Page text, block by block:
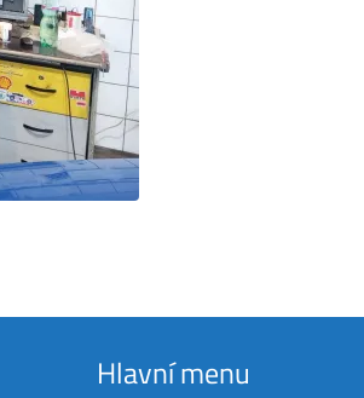
Hlavní menu